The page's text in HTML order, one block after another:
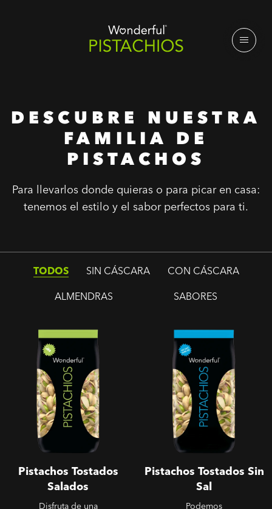
DESCUBRE NUESTRA
FAMILIA DE
PISTACHOS
Para llevarlos donde quieras o para picar en casa:
tenemos el estilo y el sabor perfectos para ti.
TODOS SIN CÁSCARA CON CÁSCARA
ALMENDRAS SABORES
Salados
Pistachos Tostados
Salados
Disfruta de una
Pistachos Tostados Sin
Sal
Podemos